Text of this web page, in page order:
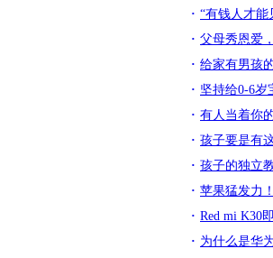
“有钱人才能
父母秀恩爱
给家有男孩
坚持给0-6岁
有人当着你
孩子要是有
孩子的独立
苹果猛发力
Red mi K30
为什么是华